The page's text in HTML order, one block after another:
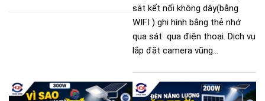
sát kết nối không dây(bằng
WIFI ) ghi hình bằng thẻ nhớ
qua sát qua điện thoại. Dịch vụ
lắp đặt camera vũng...